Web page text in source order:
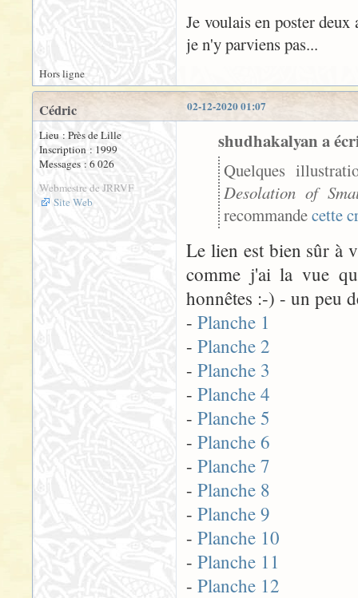
Je voulais en poster
je n'y parviens pas...
Hors ligne
02-12-2020 01:07
Cédric
Lieu : Près de Lille
Inscription : 1999
Messages : 6 026
Webmestre de JRRVF
Site Web
shudhakalyan a
Quelques
Desolation of
recommandecette
Le lien est bien sûr à
comme j'ai la vue
honnêtes :-) - un peu
- Planche 1
- Planche 2
- Planche 3
- Planche 4
- Planche 5
- Planche 6
- Planche 7
- Planche 8
- Planche 9
- Planche 10
- Planche 11
- Planche 12